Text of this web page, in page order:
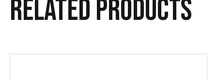
Related products